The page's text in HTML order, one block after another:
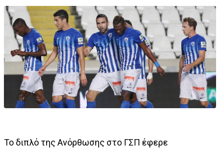
Το διπλό της Ανόρθωσης στο ΓΣΠ έφερε